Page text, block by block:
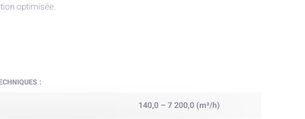
optimisée.
:
140,0 – 7 200,0 (m³/h)